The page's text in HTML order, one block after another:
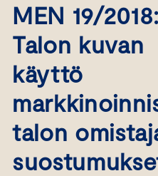
MEN 19/2018:
Talon kuvan
käyttö
talon